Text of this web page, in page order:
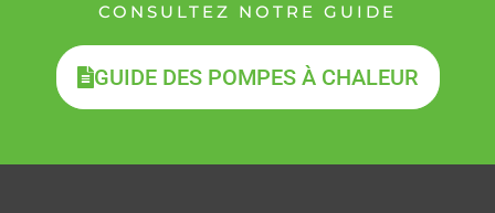
CONSULTEZ NOTRE GUIDE
GUIDE DES POMPES À CHALEUR